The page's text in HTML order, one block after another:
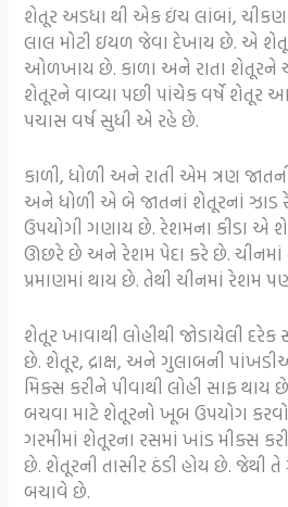
શેતૂર અડધા થી એક ઇંચ લાંબાં,
લાલ મોટી ઇયળ જેવા દેખાય છે. એ
ઓળખાય છે. કાળા અને રાતા શેતૂરને
શેતૂરને વાવ્યા પછી પાંચેક વર્ષે શેતૂર
પચાસ વર્ષ સુધી એ રહે છે.
કાળી, ધોળી અને રાતી એમ ત્રણ
અને ધોળી એ બે જાતનાં શેતૂરનાં ઝાડ
ઉપયોગી ગણાય છે. રેશમના કીડા એ
ઊછરે છે અને રેશમ પેદા કરે છે. ચીનમાં
પ્રમાણમાં થાય છે. તેથી ચીનમાં રેશમ
શેતૂર ખાવાથી લોહીથી જોડાયેલી
છે. શેતૂર, દ્રાક્ષ, અને ગુલાબની
મિક્સ કરીને પીવાથી લોહી સાફ થાય
બચવા માટે શેતૂરનો ખૂબ ઉપયોગ
ગરમીમાં શેતૂરના રસમાં ખાંડ મીક્સ
છે. શેતૂરની તાસીર ઠંડી હોય છે. જેથી તે
બચાવે છે.